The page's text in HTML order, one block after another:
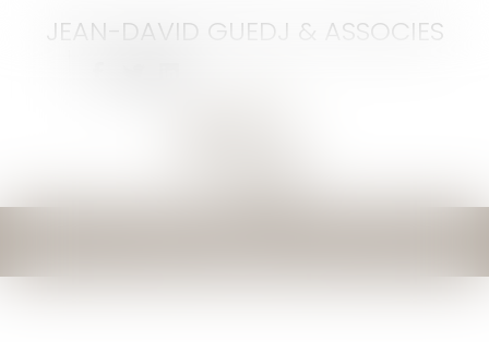
JEAN-DAVID GUEDJ & ASSOCIES